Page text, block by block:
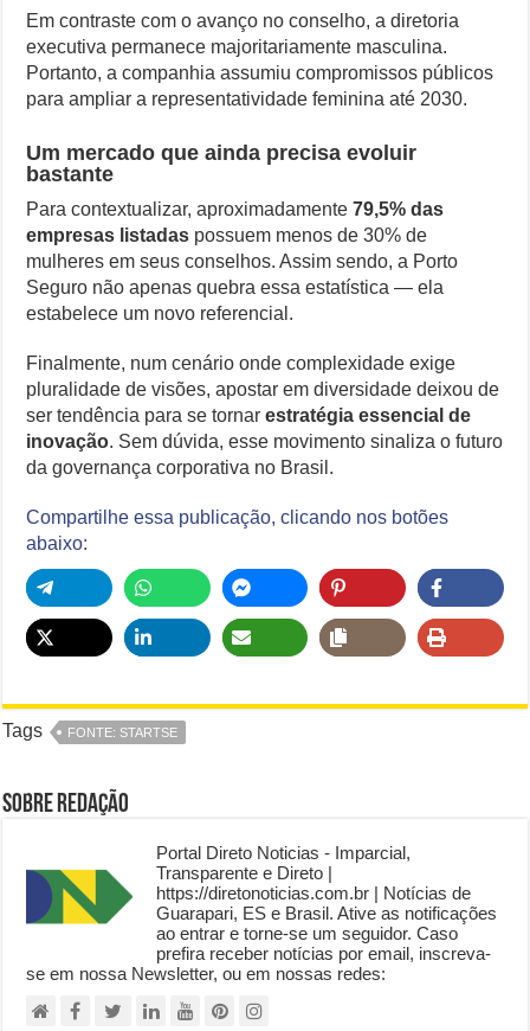
Em contraste com o avanço no conselho, a diretoria
executiva permanece majoritariamente masculina.
Portanto, a companhia assumiu compromissos públicos
para ampliar a representatividade feminina até 2030.
Um mercado que ainda precisa evoluir
bastante
Para contextualizar, aproximadamente79,5% das
empresas listadas possuem menos de 30% de
mulheres em seus conselhos. Assim sendo, a Porto
Seguro não apenas quebra essa estatística — ela
estabelece um novo referencial.
Finalmente, num cenário onde complexidade exige
pluralidade de visões, apostar em diversidade deixou de
ser tendência para se tornarestratégia essencial de
inovação. Sem dúvida, esse movimento sinaliza o futuro
da governança corporativa no Brasil.
Compartilhe essa publicação, clicando nos botões
abaixo:
Tags FONTE: STARTSE
Sobre Redação
Portal Direto Noticias - Imparcial,
Transparente e Direto |
https://diretonoticias.com.br | Notícias de
Guarapari, ES e Brasil. Ative as notificações
ao entrar e torne-se um seguidor. Caso
prefira receber notícias por email, inscreva-
se em nossa Newsletter, ou em nossas redes: